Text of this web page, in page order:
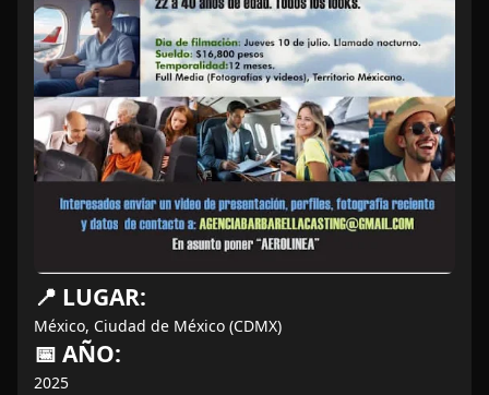
📍 LUGAR:
México, Ciudad de México (CDMX)
📅 AÑO:
2025